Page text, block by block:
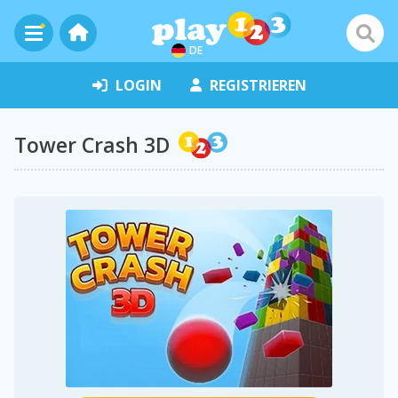
DE
LOGIN REGISTRIEREN
Tower Crash 3D